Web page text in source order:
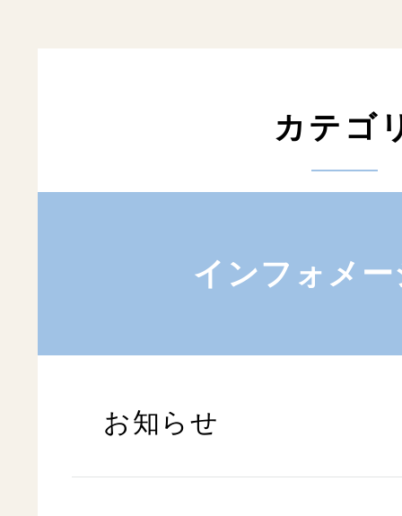
カテゴ
インフォメ
お知らせ